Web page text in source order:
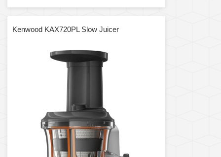
Kenwood KAX720PL Slow Juicer